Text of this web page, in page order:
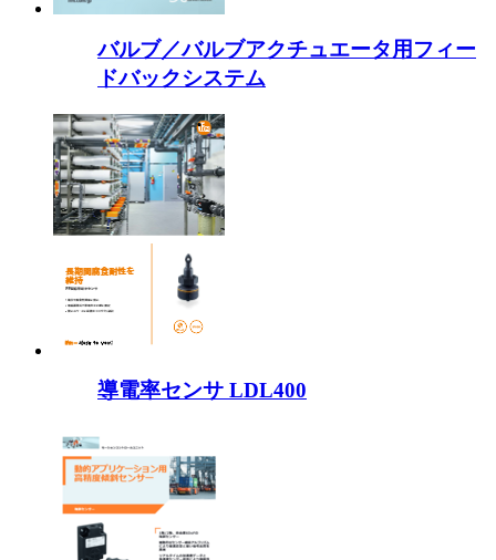
バルブ／バルブアクチュエータ用フィー
ドバックシステム
導電率センサ LDL400